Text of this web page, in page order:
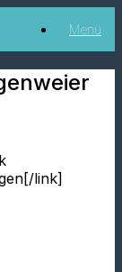
Menü
link]